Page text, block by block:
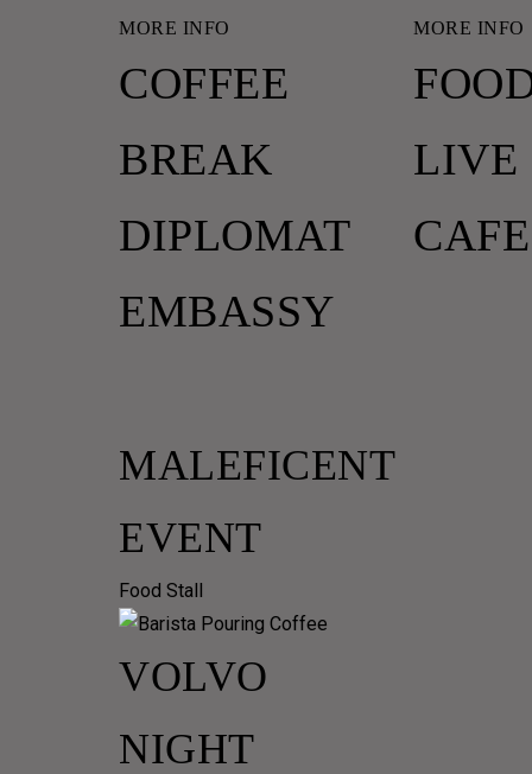
MORE INFO
COFFEE
BREAK
DIPLOMAT
EMBASSY
MORE INFO
LIVE
CAFE
MALEFICENT
EVENT
Food Stall
VOLVO
NIGHT